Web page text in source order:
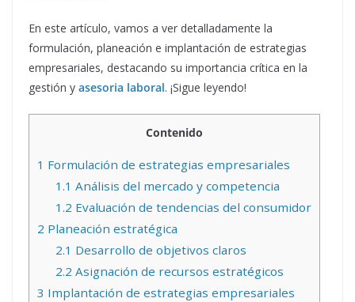
En este artículo, vamos a ver detalladamente la
formulación, planeación e implantación de estrategias
empresariales, destacando su importancia crítica en la
gestión y asesoria laboral. ¡Sigue leyendo!
Contenido
1 Formulación de estrategias empresariales
1.1 Análisis del mercado y competencia
1.2 Evaluación de tendencias del consumidor
2 Planeación estratégica
2.1 Desarrollo de objetivos claros
2.2 Asignación de recursos estratégicos
3 Implantación de estrategias empresariales